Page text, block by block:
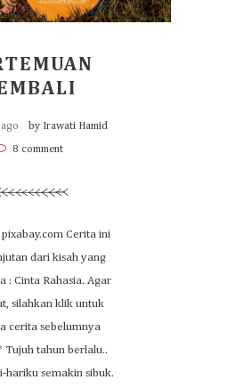
by Irawati Hamid
8 comment
Cerita ini
dari kisah yang
: Cinta Rahasia. Agar
silahkan klik untuk
cerita sebelumnya
Tujuh tahun berlalu..
hariku semakin sibuk.